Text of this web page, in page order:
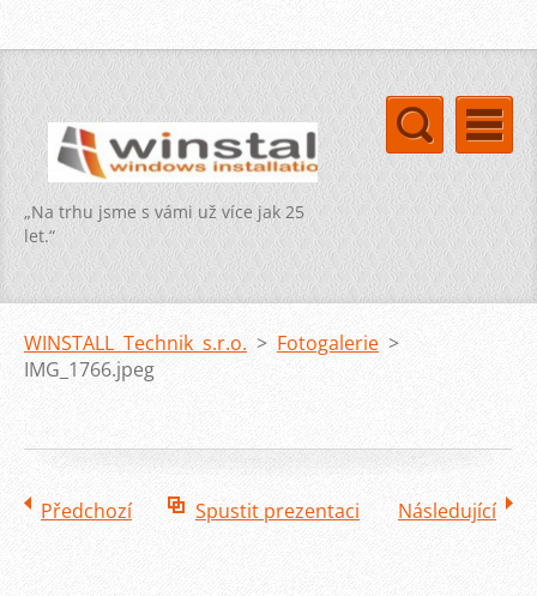
„Na trhu jsme s vámi už více jak 25
let.“
WINSTALL Technik s.r.o. > Fotogalerie >
IMG_1766.jpeg
Předchozí Spustit prezentaci Následující